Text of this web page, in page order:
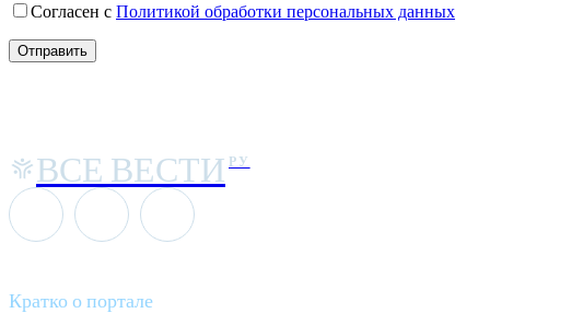
Согласен с Политикой обработки персональных данных
ВСЕ ВЕСТИ РУ
Кратко о портале